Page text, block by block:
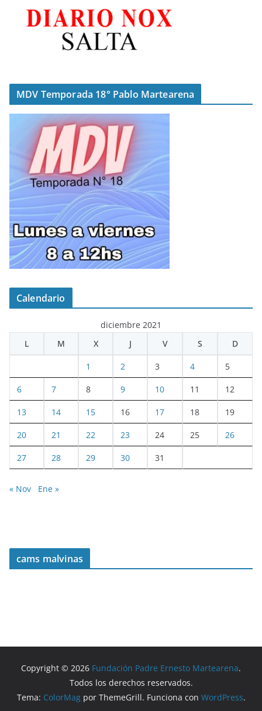
MDV Temporada 18° Pablo Martearena
Calendario
diciembre 2021
L
M X J V S D
1 2 3 4 5
6 7 8 9 10 11 12
13 14 15 16 17 18 19
20 21 22 23 24 25 26
27 28 29 30 31
« Nov Ene »
cams malvinas
Copyright © 2026 Fundación Padre Ernesto Martearena.
Todos los derechos reservados.
Tema: ColorMagpor ThemeGrill. Funciona con WordPress.